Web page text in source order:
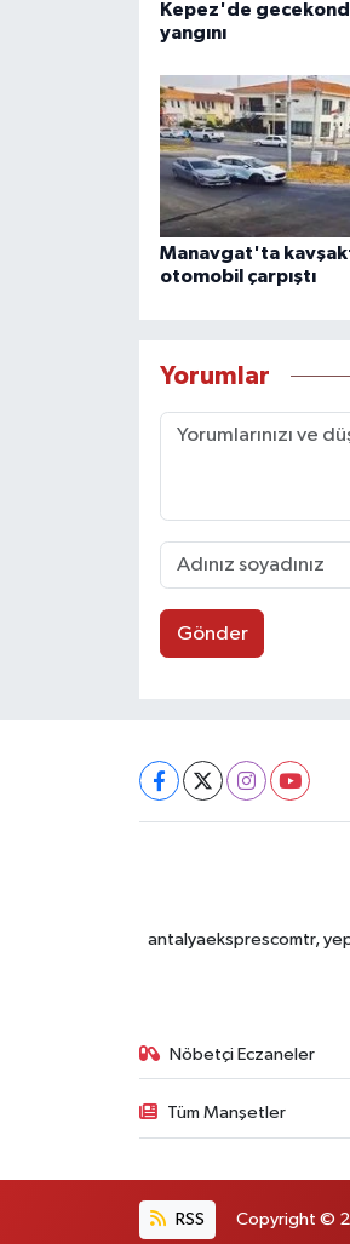
Kepez'de
yangını
Manavgat'ta
otomobil çarpıştı
Yorumlar
Gönder
antalyaeksprescomtr,
Nöbetçi Eczaneler
Tüm Manşetler
RSS Copyright ©